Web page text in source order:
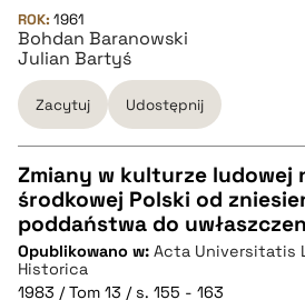
pobierz cytat
BIBTEX
pobierz cytat
ROK: 1961
Bohdan Baranowski
Julian Bartyś
Zacytuj Udostępnij
CZYSTY TEKST
pobierz cytat
Zmiany w kulturze ludowej
środkowej Polski od
poddaństwa do
Opublikowano w: Acta Universitatis
Historica
1983 / Tom 13 / s. 155 - 163